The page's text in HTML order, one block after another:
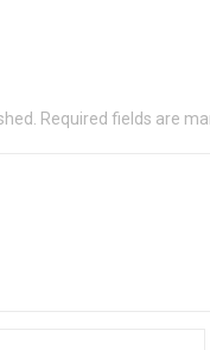
Required fields are